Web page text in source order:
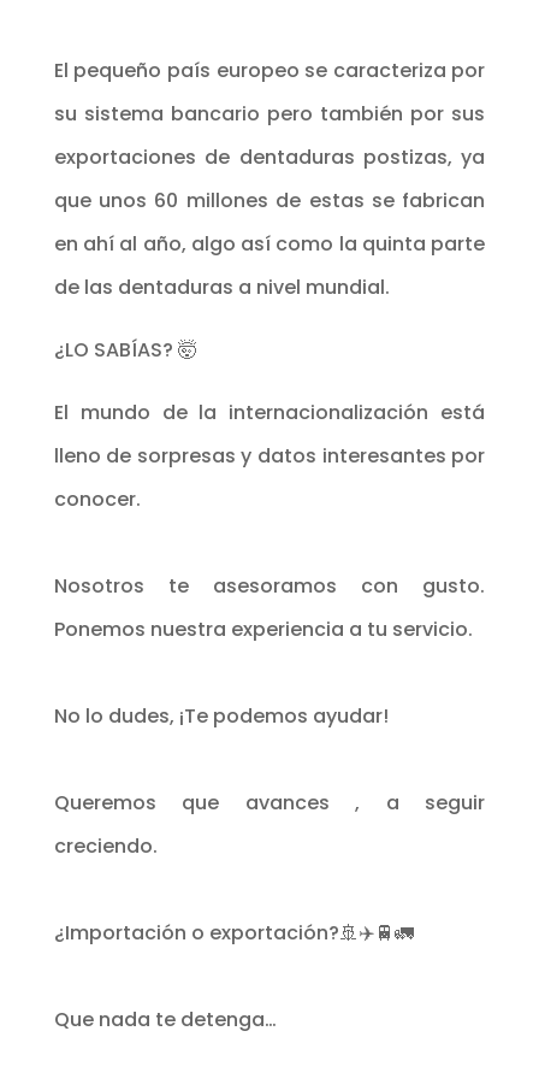
El pequeño país europeo se caracteriza por
su sistema bancario pero también por sus
exportaciones de dentaduras postizas, ya
que unos 60 millones de estas se fabrican
en ahí al año, algo así como la quinta parte
de las dentaduras a nivel mundial.
¿LO SABÍAS? 🤯
El mundo de la internacionalización está
lleno de sorpresas y datos interesantes por
conocer.
Nosotros te asesoramos con gusto.
Ponemos nuestra experiencia a tu servicio.
No lo dudes, ¡Te podemos ayudar!
Queremos que avances , a seguir
creciendo.
¿Importación o exportación?🚢✈️🚆🚛
Que nada te detenga…